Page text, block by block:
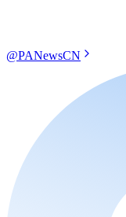
@PANewsCN